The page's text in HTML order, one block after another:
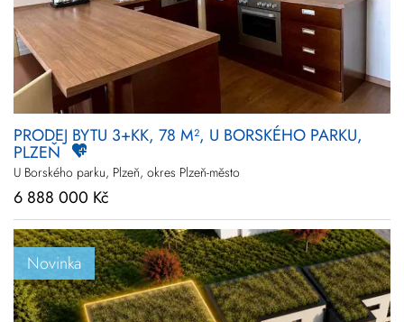
PRODEJ BYTU 3+KK, 78 M², U BORSKÉHO PARKU,
PLZEŇ
U Borského parku, Plzeň, okres Plzeň-město
6 888 000 Kč
Novinka